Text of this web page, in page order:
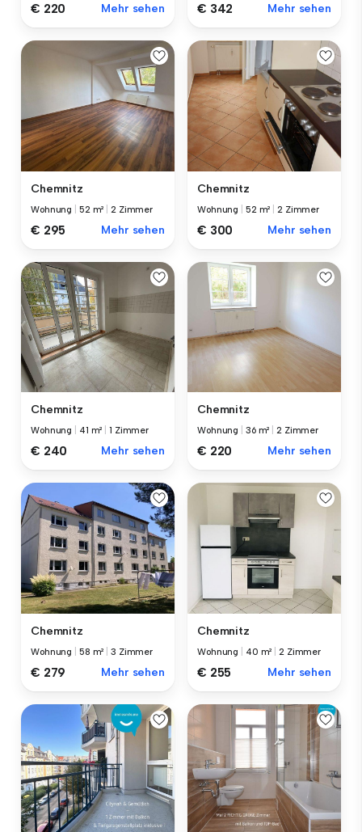
€ 220 Mehr sehen € 342 Mehr sehen
Chemnitz
Wohnung 52 m² |2 Zimmer
€ 295 Mehr sehen
Chemnitz
Wohnung 52 m² |2 Zimmer
€ 300 Mehr sehen
Chemnitz
Wohnung 41 m² |1 Zimmer
€ 240 Mehr sehen
Chemnitz
Wohnung 36 m² |2 Zimmer
€ 220 Mehr sehen
Chemnitz
Wohnung 58 m² |3 Zimmer
€ 279 Mehr sehen
Chemnitz
Wohnung 40 m² 2 Zimmer
€ 255 Mehr sehen